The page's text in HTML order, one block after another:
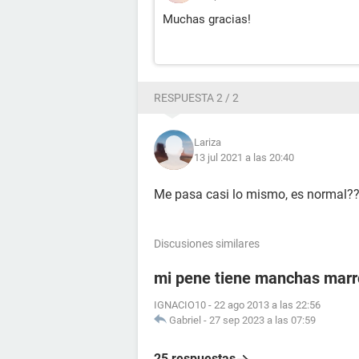
Muchas gracias!
RESPUESTA 2 / 2
Lariza
13 jul 2021 a las 20:40
Me pasa casi lo mismo, es normal??
Discusiones similares
mi pene tiene manchas
IGNACIO10 - 22 ago 2013 a las 22:56
Gabriel - 27 sep 2023 a las 07:59